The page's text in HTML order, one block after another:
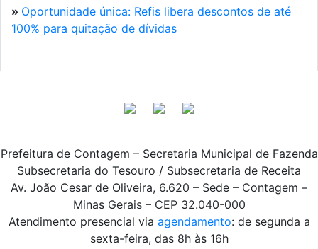
» Oportunidade única: Refis libera descontos de até
100% para quitação de dívidas
Prefeitura de Contagem – Secretaria Municipal de Fazenda
Subsecretaria do Tesouro / Subsecretaria de Receita
Av. João Cesar de Oliveira, 6.620 – Sede – Contagem –
Minas Gerais – CEP 32.040-000
Atendimento presencial via agendamento: de segunda a
sexta-feira, das 8h às 16h